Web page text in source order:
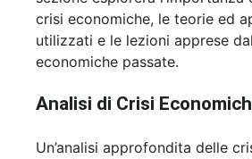
crisi economiche, le teorie ed
utilizzati e le lezioni apprese
economiche passate.
Analisi di Crisi
Un’analisi approfondita delle